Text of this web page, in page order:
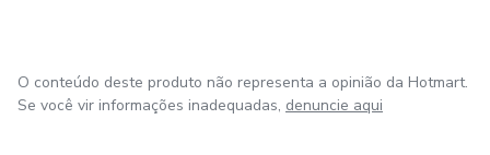
nomes da música gospel: Asaph Borba, Gerson Ortega,
Central 3.
O conteúdo deste produto não representa a opinião da Hotmart.
Se você vir informações inadequadas, denuncie aqui